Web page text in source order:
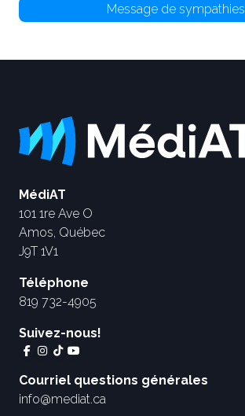
Message de sympathies
MédiAT
101 1re Ave O
Amos, Québec
J9T 1V1
Téléphone
819 732-4905
Suivez-nous!
Courriel questions générales
info@mediat.ca